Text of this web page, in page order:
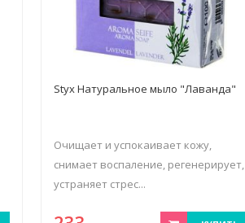
Styx Натуральное мыло "Лаванда"
Очищает и успокаивает кожу,
снимает воспаление, регенерирует,
устраняет стрес...